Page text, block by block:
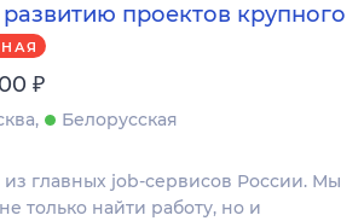
проектов крупного
₽
Белорусская
главных job-сервисов России. Мы
только найти работу, но и